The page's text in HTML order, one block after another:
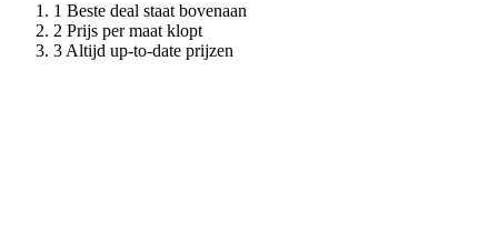
Beste deal staat bovenaan
Prijs per maat klopt
Altijd up-to-date prijzen